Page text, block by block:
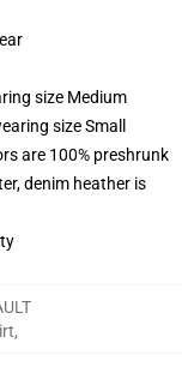
size Medium
size Small
are 100% preshrunk
denim heather is
,